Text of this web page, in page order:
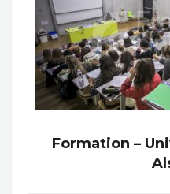
Formation –